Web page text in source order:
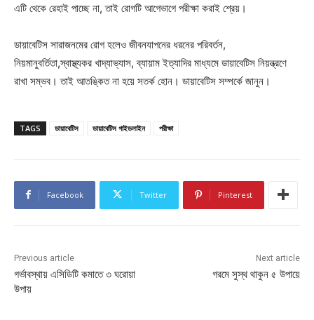
এটি থেকে রেহাই পাচ্ছে না, তাই রোগটি আগেভাগে পরীক্ষা করাই শ্রেয়।
ডায়াবেটিস সারাজনমের রোগ হলেও জীবনযাপনের ধরনের পরিবর্তন,
নিয়মানুবর্তিতা,স্বাস্থ্যকর খাদ্যাভ্যাস, ব্যায়াম ইত্যাদির মাধ্যমে ডায়াবেটিস নিয়ন্ত্রণে
রাখা সম্ভব। তাই আতঙ্কিত না হয়ে সতর্ক হোন। ডায়াবেটিস সম্পর্কে জানুন।
TAGS ডায়াবেটিস ডায়াবেটিস গাইডলাইন পরীক্ষা
Facebook Twitter Pinterest
Previous article
গর্ভাবস্থায় এসিডিটি কমাতে ৩ ঘরোয়া
উপায়
Next article
গরমে সুস্থ থাকুন ৫ উপায়ে